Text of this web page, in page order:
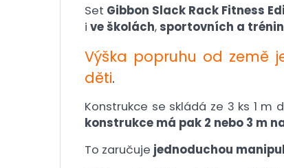
Set Gibbon Slack Rack Fitness
i ve školách,sportovních a
Výška popruhu od země
děti.
Konstrukce se skládá ze 3 ks 1
konstrukce má pak 2 nebo 3 m
To zaručuje jednoduchou